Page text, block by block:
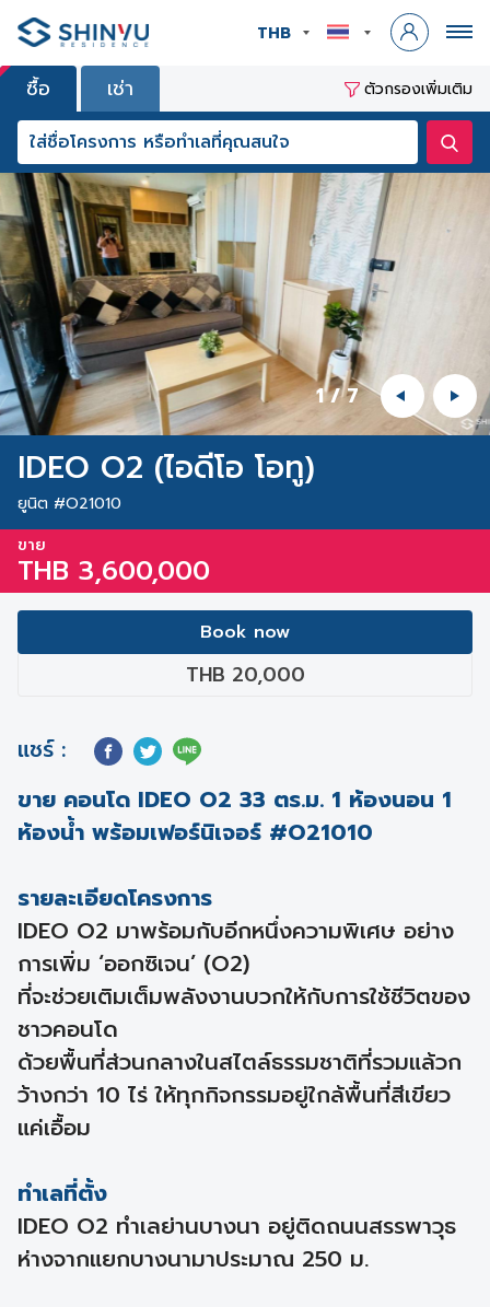
THB
ซื้อ เช่า ตัวกรองเพิ่มเติม
1/7
IDEO O2 (ไอดีโอ โอทู)
ยูนิต #O21010
ขาย
THB 3,600,000
Book now
THB 20,000
แชร์ :
ขาย คอนโด IDEO O2 33 ตร.ม. 1 ห้องนอน 1
ห้องน้ำ พร้อมเฟอร์นิเจอร์ #O21010
รายละเอียดโครงการ
IDEO O2 มาพร้อมกับอีกหนึ่งความพิเศษ อย่าง
การเพิ่ม ‘ออกซิเจน’ (O2)
ที่จะช่วยเติมเต็มพลังงานบวกให้กับการใช้ชีวิตของ
ชาวคอนโด
ด้วยพื้นที่ส่วนกลางในสไตล์ธรรมชาติที่รวมแล้วก
ว้างกว่า 10 ไร่ ให้ทุกกิจกรรมอยู่ใกล้พื้นที่สีเขียว
แค่เอื้อม
ทำเลที่ตั้ง
IDEO O2 ทำเลย่านบางนา อยู่ติดถนนสรรพาวุธ
ห่างจากแยกบางนามาประมาณ 250 ม.